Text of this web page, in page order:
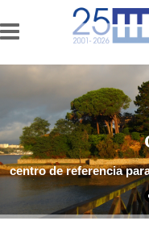
Ir o contido principal
centro de referencia